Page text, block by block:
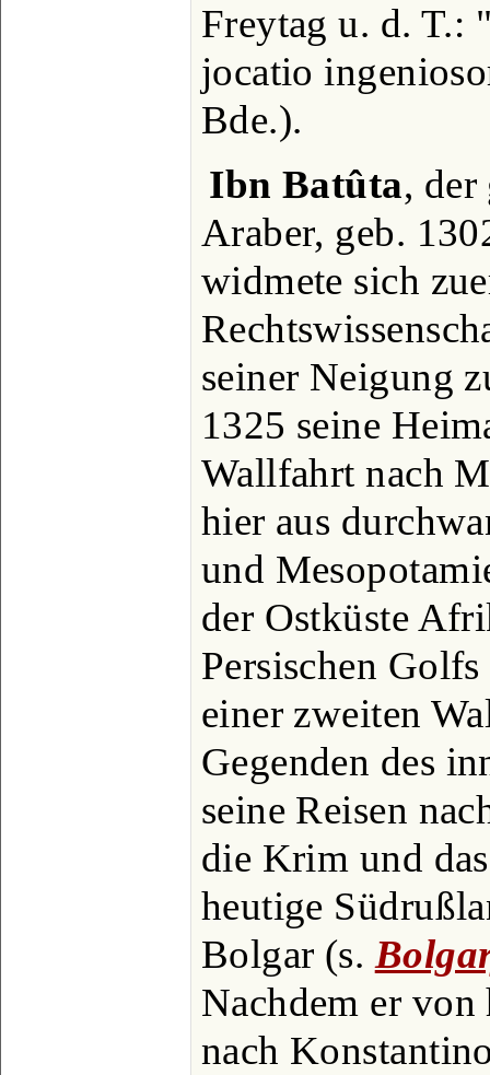
Freytag u. d. T.:
jocatio
Bde.).
Ibn Batûta, der
Araber, geb.
widmete sich
seiner Neigung
1325 seine
Wallfahrt nach
hier aus
und
der Ostküste
Persischen
einer zweiten
Gegenden des
seine Reisen
die Krim und
heutige
Bolgar (s.
Nachdem er von
nach